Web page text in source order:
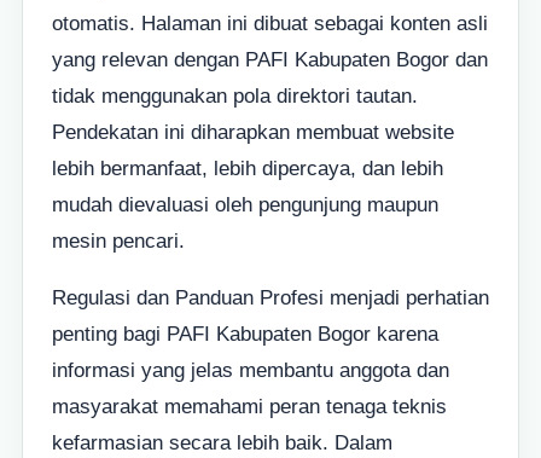
otomatis. Halaman ini dibuat sebagai konten asli
yang relevan dengan PAFI Kabupaten Bogor dan
tidak menggunakan pola direktori tautan.
Pendekatan ini diharapkan membuat website
lebih bermanfaat, lebih dipercaya, dan lebih
mudah dievaluasi oleh pengunjung maupun
mesin pencari.
Regulasi dan Panduan Profesi menjadi perhatian
penting bagi PAFI Kabupaten Bogor karena
informasi yang jelas membantu anggota dan
masyarakat memahami peran tenaga teknis
kefarmasian secara lebih baik. Dalam